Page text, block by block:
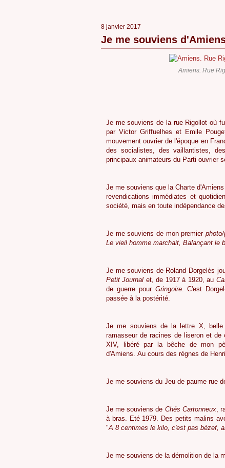
8 janvier 2017
Je me souviens
Amiens. Rue
Je me souviens de la rue Rigollot où
par Victor Griffuelhes et Emile
mouvement ouvrier de l'époque en
des socialistes, des vaillantistes,
principaux animateurs du Parti ouvrier
Je me souviens que la Charte
revendications immédiates et
société, mais en toute indépendance
Je me souviens de mon premier
Le vieil homme marchait, Balançant le
Je me souviens de Roland Dorgelès
Petit Journal et, de 1917 à 1920, au
de guerre pour Gringoire. C'est
passée à la postérité.
Je me souviens de la lettre X, belle
ramasseur de racines de liseron et de
XIV, libéré par la bêche de mon
d'Amiens. Au cours des règnes de
Je me souviens du Jeu de paume rue
Je me souviens de Chés Cartonneux,
à bras. Eté 1979. Des petits malins
"A 8 centimes le kilo, c'est pas bézef,
Je me souviens de la démolition de la